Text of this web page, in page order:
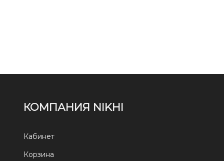
КОМПАНИЯ NIKHI
Кабинет
Корзина